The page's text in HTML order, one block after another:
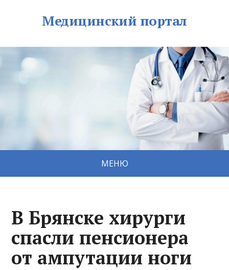
Медицинский портал
МЕНЮ
В Брянске хирурги
спасли пенсионера
от ампутации ноги